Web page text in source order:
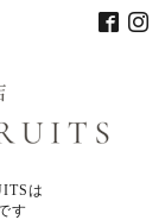
は
す